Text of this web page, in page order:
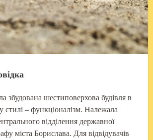
збудована шестиповерхова будівля в
стилі – функціоналізм. Належала
відділення державної
міста Борислава. Для відвідувачів